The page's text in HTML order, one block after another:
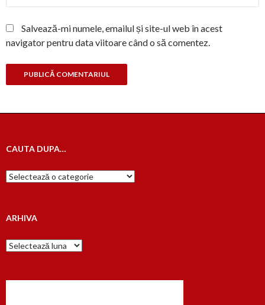
Salvează-mi numele, emailul și site-ul web în acest
navigator pentru data viitoare când o să comentez.
CAUTA DUPA…
Cauta
dupa…
ARHIVA
Arhiva